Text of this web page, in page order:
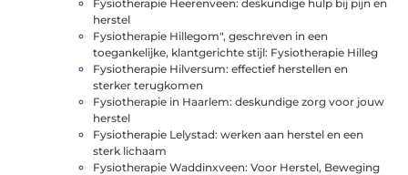
Fysiotherapie Heerenveen: deskundige hulp bij pijn en
herstel
Fysiotherapie Hillegom", geschreven in een
toegankelijke, klantgerichte stijl: Fysiotherapie Hilleg
Fysiotherapie Hilversum: effectief herstellen en
sterker terugkomen
Fysiotherapie in Haarlem: deskundige zorg voor jouw
herstel
Fysiotherapie Lelystad: werken aan herstel en een
sterk lichaam
Fysiotherapie Waddinxveen: Voor Herstel, Beweging